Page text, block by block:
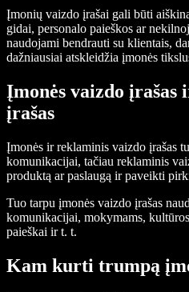
Įmonių vaizdo įrašai gali būti
gidai, personalo paieškos ar
naudojami bendrauti su klientais,
dažniausiai atskleidžia įmonės
Įmonės vaizdo
įrašas
Įmonės ir reklaminis vaizdo įrašas
komunikacijai, tačiau reklaminis
produktą ar paslaugą ir paveikti
Tuo tarpu įmonės vaizdo įrašas
komunikacijai, mokymams,
paieškai ir t. t.
Kam kurti trumpą